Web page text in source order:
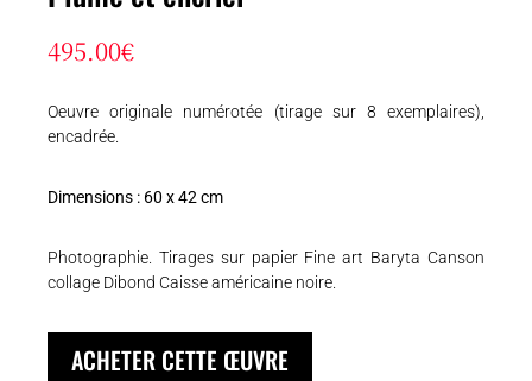
495.00€
Oeuvre originale numérotée (tirage sur 8 exemplaires),
encadrée.
Dimensions : 60 x 42 cm
Photographie. Tirages sur papier Fine art Baryta Canson
collage Dibond Caisse américaine noire.
ACHETER CETTE ŒUVRE